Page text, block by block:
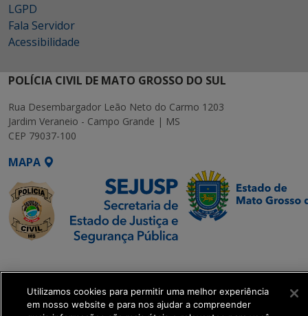
LGPD
Fala Servidor
Acessibilidade
POLÍCIA CIVIL DE MATO GROSSO DO SUL
Rua Desembargador Leão Neto do Carmo 1203
Jardim Veraneio - Campo Grande | MS
CEP 79037-100
MAPA
Executiva de
Transformação Digital
Utilizamos cookies para permitir uma melhor experiência
em nosso website e para nos ajudar a compreender